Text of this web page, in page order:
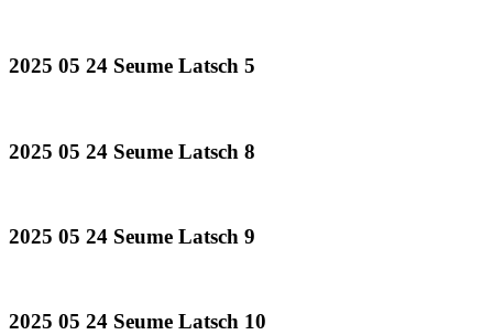
2025 05 24 Seume Latsch 5
2025 05 24 Seume Latsch 8
2025 05 24 Seume Latsch 9
2025 05 24 Seume Latsch 10